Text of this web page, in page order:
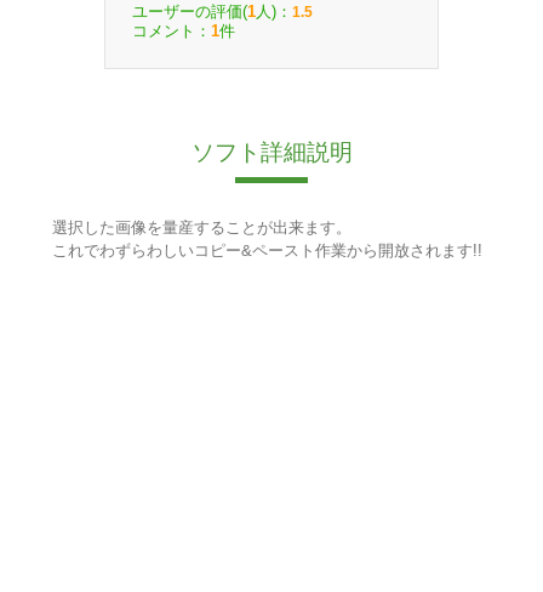
ユーザーの評価(1 人)： 1.5
コメント： 1件
ソフト詳細説明
選択した画像を量産することが出来ます。
これでわずらわしいコピー&ペースト作業から開放されます!!